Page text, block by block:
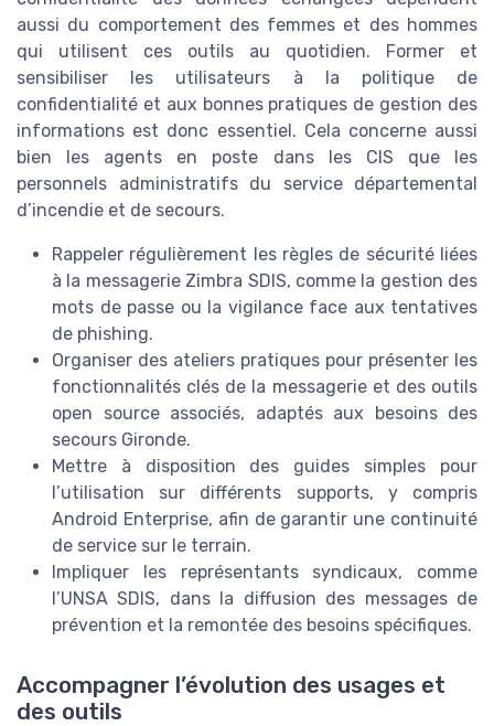
aussi du comportement des femmes et des hommes
qui utilisent ces outils au quotidien. Former et
sensibiliser les utilisateurs à la politique de
confidentialité et aux bonnes pratiques de gestion des
informations est donc essentiel. Cela concerne aussi
bien les agents en poste dans les CIS que les
personnels administratifs du service départemental
d’incendie et de secours.
Rappeler régulièrement les règles de sécurité liées
à la messagerie Zimbra SDIS, comme la gestion des
mots de passe ou la vigilance face aux tentatives
de phishing.
Organiser des ateliers pratiques pour présenter les
fonctionnalités clés de la messagerie et des outils
open source associés, adaptés aux besoins des
secours Gironde.
Mettre à disposition des guides simples pour
l’utilisation sur différents supports, y compris
Android Enterprise, afin de garantir une continuité
de service sur le terrain.
Impliquer les représentants syndicaux, comme
l’UNSA SDIS, dans la diffusion des messages de
prévention et la remontée des besoins spécifiques.
Accompagner l’évolution des usages et
des outils